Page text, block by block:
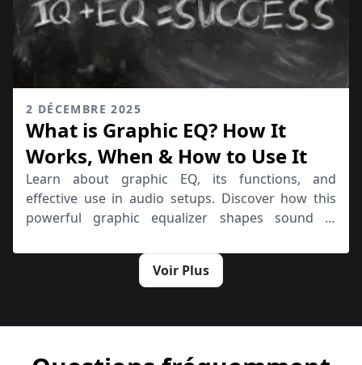
2 DÉCEMBRE 2025
What is Graphic EQ? How It
Works, When & How to Use It
Learn about graphic EQ, its functions, and
effective use in audio setups. Discover how this
powerful graphic equalizer shapes sound in
Voir Plus